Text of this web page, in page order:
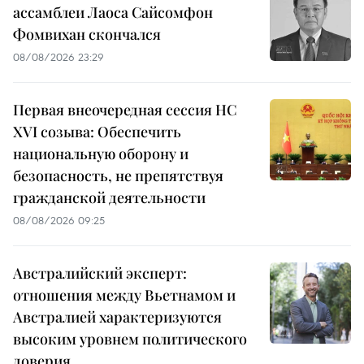
ассамблеи Лаоса Сайсомфон
Фомвихан скончался
08/08/2026 23:29
Первая внеочередная сессия НС
XVI созыва: Обеспечить
национальную оборону и
безопасность, не препятствуя
гражданской деятельности
08/08/2026 09:25
Австралийский эксперт:
отношения между Вьетнамом и
Австралией характеризуются
высоким уровнем политического